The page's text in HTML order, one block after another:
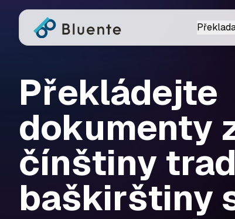
Překládejte
dokumenty
čínštiny
baškirštiny